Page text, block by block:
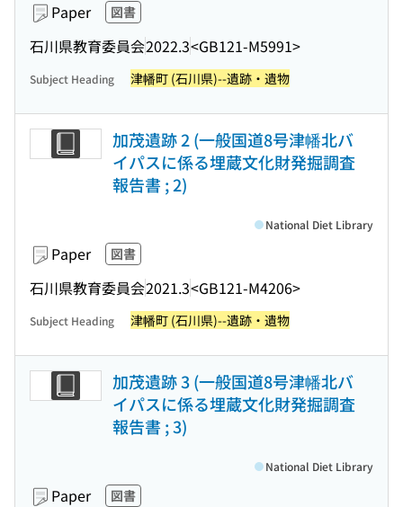
Paper 図書
石川県教育委員会2022.3<GB121-M5991>
Subject Heading 津幡町 (石川県)--遺跡・遺物
加茂遺跡 2 (一般国道8号津幡北バ
イパスに係る埋蔵文化財発掘調査
報告書 ; 2)
Paper 図書
石川県教育委員会2021.3<GB121-M4206>
National Diet Library
Subject Heading 津幡町 (石川県)--遺跡・遺物
加茂遺跡 3 (一般国道8号津幡北バ
イパスに係る埋蔵文化財発掘調査
報告書 ; 3)
Paper 図書
National Diet Library